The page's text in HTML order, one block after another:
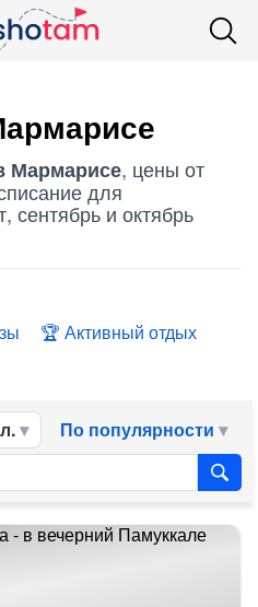
Мармарисе, цены от
для
сентябрь и октябрь
Активный отдых
По популярности